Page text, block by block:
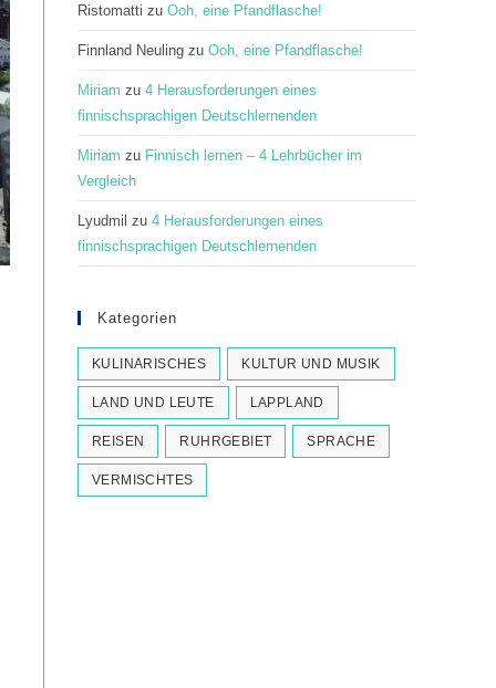
Ristomatti zu Ooh, eine Pfandflasche!
Finnland Neuling zu Ooh, eine Pfandflasche!
Miriam zu 4 Herausforderungen eines
finnischsprachigen Deutschlernenden
Miriam zu Finnisch lernen – 4 Lehrbücher im
Vergleich
Lyudmil zu 4 Herausforderungen eines
finnischsprachigen Deutschlernenden
Kategorien
KULINARISCHES KULTUR UND MUSIK
LAND UND LEUTE LAPPLAND
REISEN RUHRGEBIET SPRACHE
VERMISCHTES